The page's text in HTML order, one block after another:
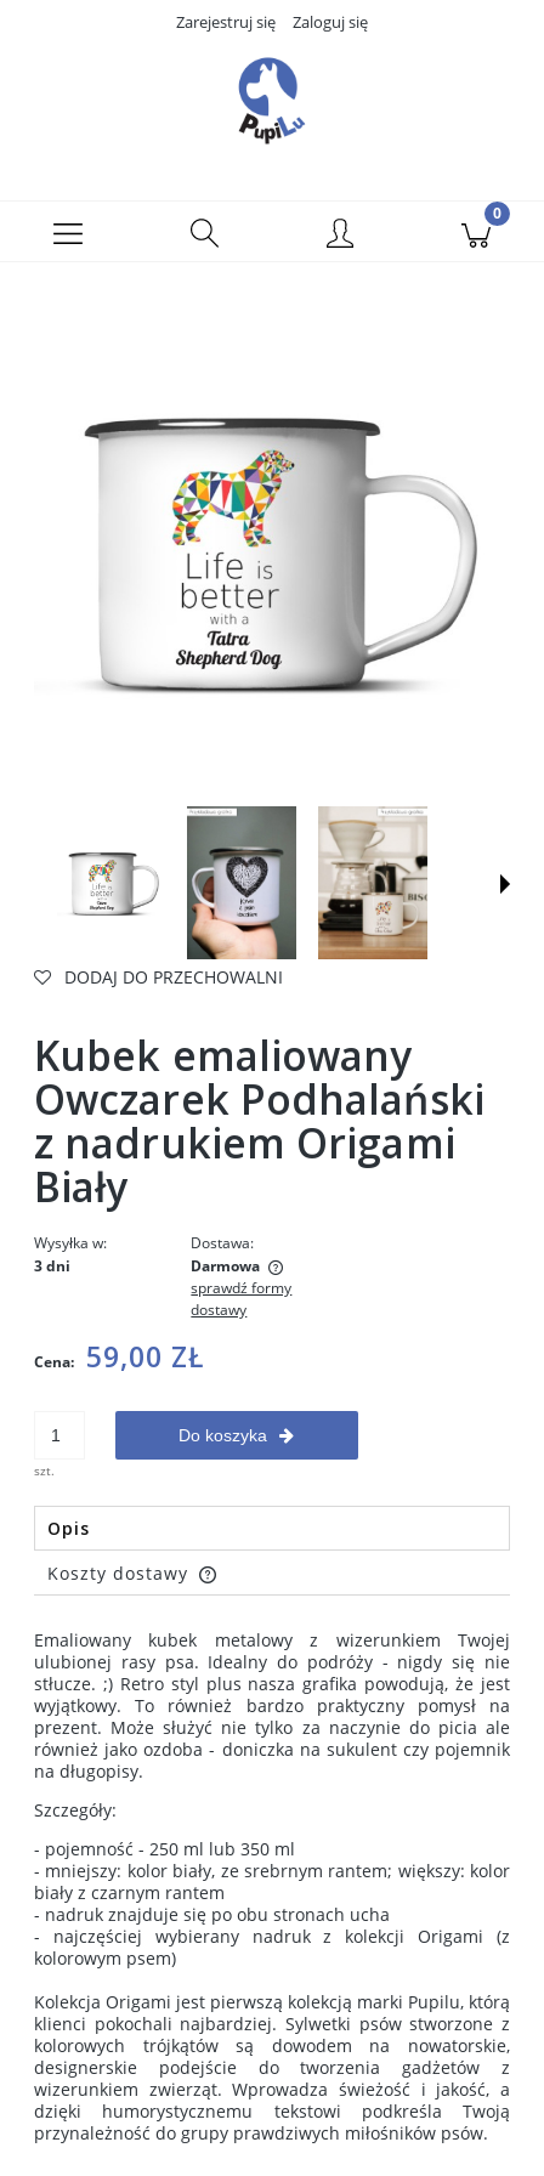
Zarejestruj się Zaloguj się
DODAJ DO PRZECHOWALNI
Kubek emaliowany
Owczarek Podhalański
z nadrukiem Origami
Biały
Wysyłka w:
3 dni
Dostawa:
Darmowa
Cena nie zawiera ewentualnych kosztów płatności
sprawdź formy
dostawy
Cena: 59,00 ZŁ
szt.
Do koszyka
Opis
Koszty dostawy
Cena nie zawiera ewentualnych kosztów płatności
Emaliowany kubek metalowy z wizerunkiem Twojej
ulubionej rasy psa. Idealny do podróży - nigdy się nie
stłucze. ;) Retro styl plus nasza grafika powodują, że jest
wyjątkowy. To również bardzo praktyczny pomysł na
prezent. Może służyć nie tylko za naczynie do picia ale
również jako ozdoba - doniczka na sukulent czy pojemnik
na długopisy.
Szczegóły:
- pojemność - 250 ml lub 350 ml
- mniejszy: kolor biały, ze srebrnym rantem; większy: kolor
biały z czarnym rantem
- nadruk znajduje się po obu stronach ucha
- najczęściej wybierany nadruk z kolekcji Origami (z
kolorowym psem)
Kolekcja Origami jest pierwszą kolekcją marki Pupilu, którą
klienci pokochali najbardziej. Sylwetki psów stworzone z
kolorowych trójkątów są dowodem na nowatorskie,
designerskie podejście do tworzenia gadżetów z
wizerunkiem zwierząt. Wprowadza świeżość i jakość, a
dzięki humorystycznemu tekstowi podkreśla Twoją
przynależność do grupy prawdziwych miłośników psów.